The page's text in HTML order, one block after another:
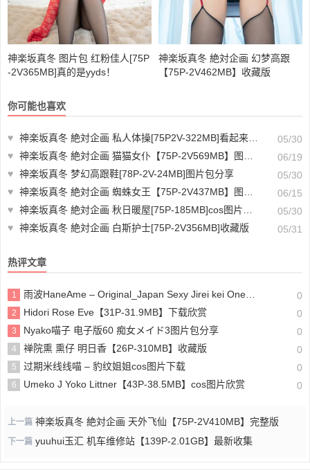
神楽坂真冬 图片包 红粉佳人[75P
-2V365MB]真的是yyds！
神楽坂真冬 絶対企画 幻梦高跟
【75P-2V462MB】收藏版
你可能也喜欢
♥ 神楽坂真冬 絶対企画 私人体操[75P2V-322MB]看起来真不错哦
05/30
♥ 神楽坂真冬 絶対企画 猫猫女仆【75P-2V569MB】图片大全高清
06/19
♥ 神楽坂真冬 梦幻高跟鞋[78P-2V-24MB]图片包分享
05/30
♥ 神楽坂真冬 絶対企画 蜘蛛女王【75P-2V437MB】图片在哪看？
06/15
♥ 神楽坂真冬 絶対企画 秋日暖屋[75P-185MB]cos图片下载
05/30
♥ 神楽坂真冬 絶対企画 白斯护士[75P-2V356MB]收藏版 05/31
热评文章
1 雨波HaneAme – Original_Japan Sexy Jirei kei Onee san_地雷系2图片包分享 0
2 Hidori Rose Eve【31P-31.9MB】下载欣赏 0
3 Nyako喵子 电子版60 痴女メイド3图片包分享 0
4 禅院熏 熏仔 明日香【26P-310MB】收藏版 0
5 过期米线线喵 – 豹纹姐姐cos图片下载 0
6 Umeko J Yoko Littner【43P-38.5MB】cos图片欣赏 0
上一篇 神楽坂真冬 絶対企画 天外飞仙【75P-2V410MB】完整版
下一篇 yuuhui玉汇 机车维修站【139P-2.01GB】最新收集